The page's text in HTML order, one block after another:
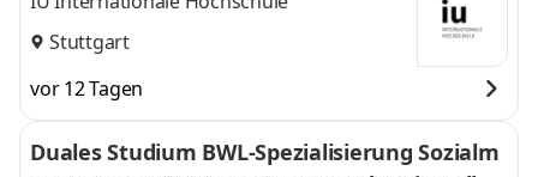
Stuttgart
vor 12 Tagen
Duales Studium BWL-Spezialisierung Sozialm